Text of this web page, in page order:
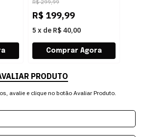
R$ 299,99
R$ 199,99
5 x de R$ 40,00
PRODUTO
avalie e clique no botão Avaliar Produto.